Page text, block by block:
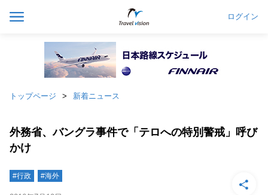
ログイン
トップページ 新着ニュース
外務省、バングラ事件で「テロへの特別警戒」呼び
かけ
#行政 #海外